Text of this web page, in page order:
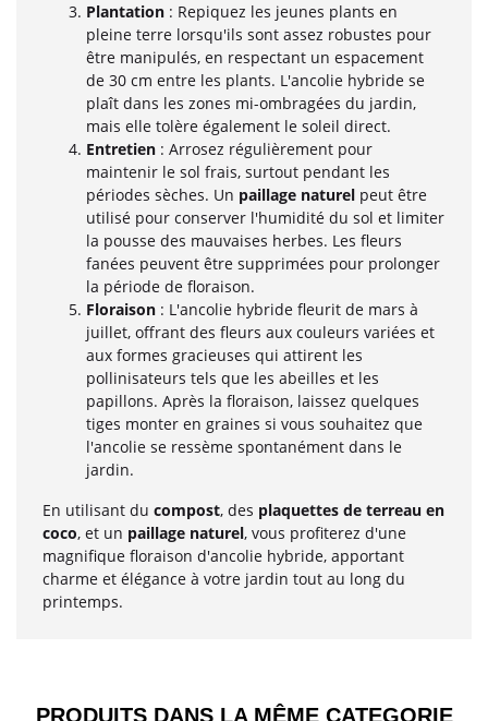
Plantation : Repiquez les jeunes plants en
pleine terre lorsqu'ils sont assez robustes pour
être manipulés, en respectant un espacement
de 30 cm entre les plants. L'ancolie hybride se
plaît dans les zones mi-ombragées du jardin,
mais elle tolère également le soleil direct.
Entretien : Arrosez régulièrement pour
maintenir le sol frais, surtout pendant les
périodes sèches. Un paillage naturel peut être
utilisé pour conserver l'humidité du sol et limiter
la pousse des mauvaises herbes. Les fleurs
fanées peuvent être supprimées pour prolonger
la période de floraison.
Floraison : L'ancolie hybride fleurit de mars à
juillet, offrant des fleurs aux couleurs variées et
aux formes gracieuses qui attirent les
pollinisateurs tels que les abeilles et les
papillons. Après la floraison, laissez quelques
tiges monter en graines si vous souhaitez que
l'ancolie se ressème spontanément dans le
jardin.
En utilisant du compost, des plaquettes de terreau en
coco, et un paillage naturel, vous profiterez d'une
magnifique floraison d'ancolie hybride, apportant
charme et élégance à votre jardin tout au long du
printemps.
PRODUITS DANS LA MÊME CATEGORIE​